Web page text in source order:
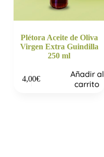
Plétora Aceite de Oliva
Virgen Extra Guindilla
250 ml
4,00€
Añadir al
carrito